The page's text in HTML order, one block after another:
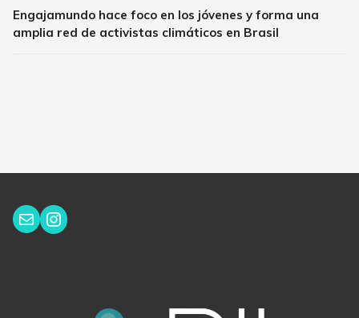
Engajamundo hace foco en los jóvenes y forma una
amplia red de activistas climáticos en Brasil
Correo electrónico
Instagram